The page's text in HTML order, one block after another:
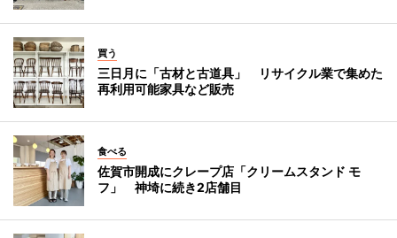
買う
三日月に「古材と古道具」 リサイクル業で集めた
再利用可能家具など販売
食べる
佐賀市開成にクレープ店「クリームスタンド モ
フ」 神埼に続き2店舗目